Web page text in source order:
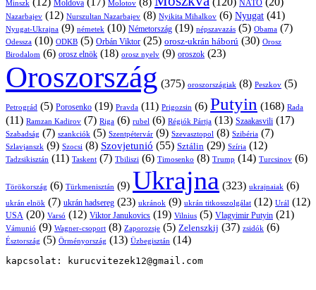
Minszk Moldova Molotov NATO
Nazarbajev (12) Nurszultan Nazarbajev (8) Nyikita Mihalkov (6) Nyugat (41)
Nyugat-Ukrajna (9) németek (10) Németország (19) népszavazás (5) Obama (7)
Odessza (10) ODKB (5) Orbán Viktor (25) orosz-ukrán háború (30) Orosz
Birodalom (6) orosz elnök (18) orosz nyelv (9) oroszok (23)
Oroszország (375) oroszországiak (8) Peszkov (5)
Petrográd (5) Porosenko (19) Pravda (11) Prigozsin (6) Putyin (168) Rada
(11) Ramzan Kadirov (7) Riga (6) rubel (6) Régiók Pártja (13) Szaakasvili (17)
Szabadság (7) szankciók (5) Szentpétervár (9) Szevasztopol (8) Szibéria (7)
Szlavjanszk (9) Szocsi (8) Szovjetunió (55) Sztálin (29) Szíria (12)
Tadzsikisztán (11) Taskent (7) Tbiliszi (6) Timosenko (8) Trump (14) Turcsinov (6)
Törökország (6) Türkmenisztán (9) Ukrajna (323) ukrajnaiak (6)
ukrán elnök (7) ukrán hadsereg (23) ukránok (9) ukrán titkosszolgálat (12) Urál (12)
USA (20) Varsó (12) Viktor Janukovics (19) Vilnius (5) Vlagyimir Putyin (21)
Vámunió (9) Wagner-csoport (8) Zaporozsje (5) Zelenszkij (37) zsidók (6)
Észtország (5) Örményország (13) Üzbegisztán (14)
kapcsolat: kurucvitezek12@gmail.com